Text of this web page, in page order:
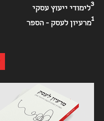
לימודי ייעוץ עסקי
3
מרעיון לעסק - הספר
1